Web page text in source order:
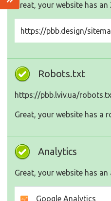
Great, your website has
https://pbb.design/
Robots.txt
https://pbb.lviv.ua/
Great, your website has a
Analytics
Great, your website has
Google Analytics